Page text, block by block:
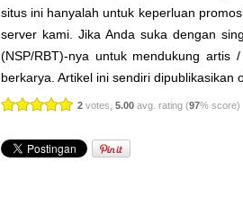
situs ini hanyalah untuk keperluan
server kami. Jika Anda suka dengan
(NSP/RBT)-nya untuk mendukung
berkarya. Artikel ini sendiri dipublikasikan
2 votes, 5.00 avg. rating (97% score)